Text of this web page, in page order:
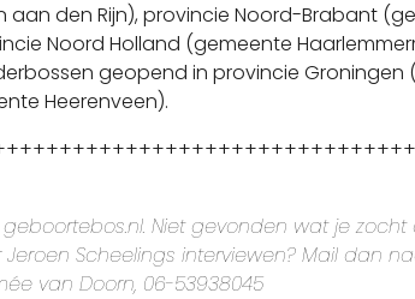
den Rijn), provincie Noord-Brabant
Noord Holland (gemeente
geopend in provincie
Heerenveen).
Niet gevonden wat je
Scheelings interviewen? Mail dan
van Doorn, 06-53938045